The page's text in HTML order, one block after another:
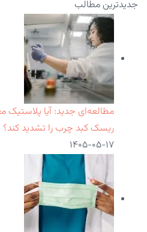
جدیدترین مطالب
مطالعه‌ای جدید: آیا پلاستیک
ریسک کبد چرب را تشدید کند؟
۱۴۰۵-۰۵-۱۷